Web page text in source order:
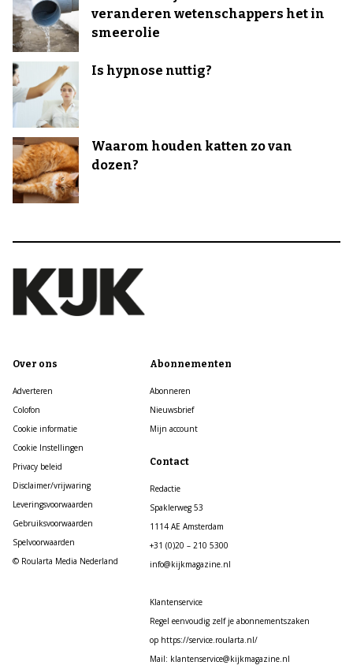
veranderen wetenschappers het in
smeerolie
Is hypnose nuttig?
Waarom houden katten zo van
dozen?
Over ons
Adverteren
Colofon
Cookie informatie
Cookie Instellingen
Privacy beleid
Disclaimer/vrijwaring
Leveringsvoorwaarden
Gebruiksvoorwaarden
Spelvoorwaarden
© Roularta Media Nederland
Abonnementen
Abonneren
Nieuwsbrief
Mijn account
Contact
Redactie
Spaklerweg 53
1114 AE Amsterdam
+31 (0)20 – 210 5300
info@kijkmagazine.nl
Klantenservice
Regel eenvoudig zelf je abonnementszaken
op https://service.roularta.nl/
Mail: klantenservice@kijkmagazine.nl